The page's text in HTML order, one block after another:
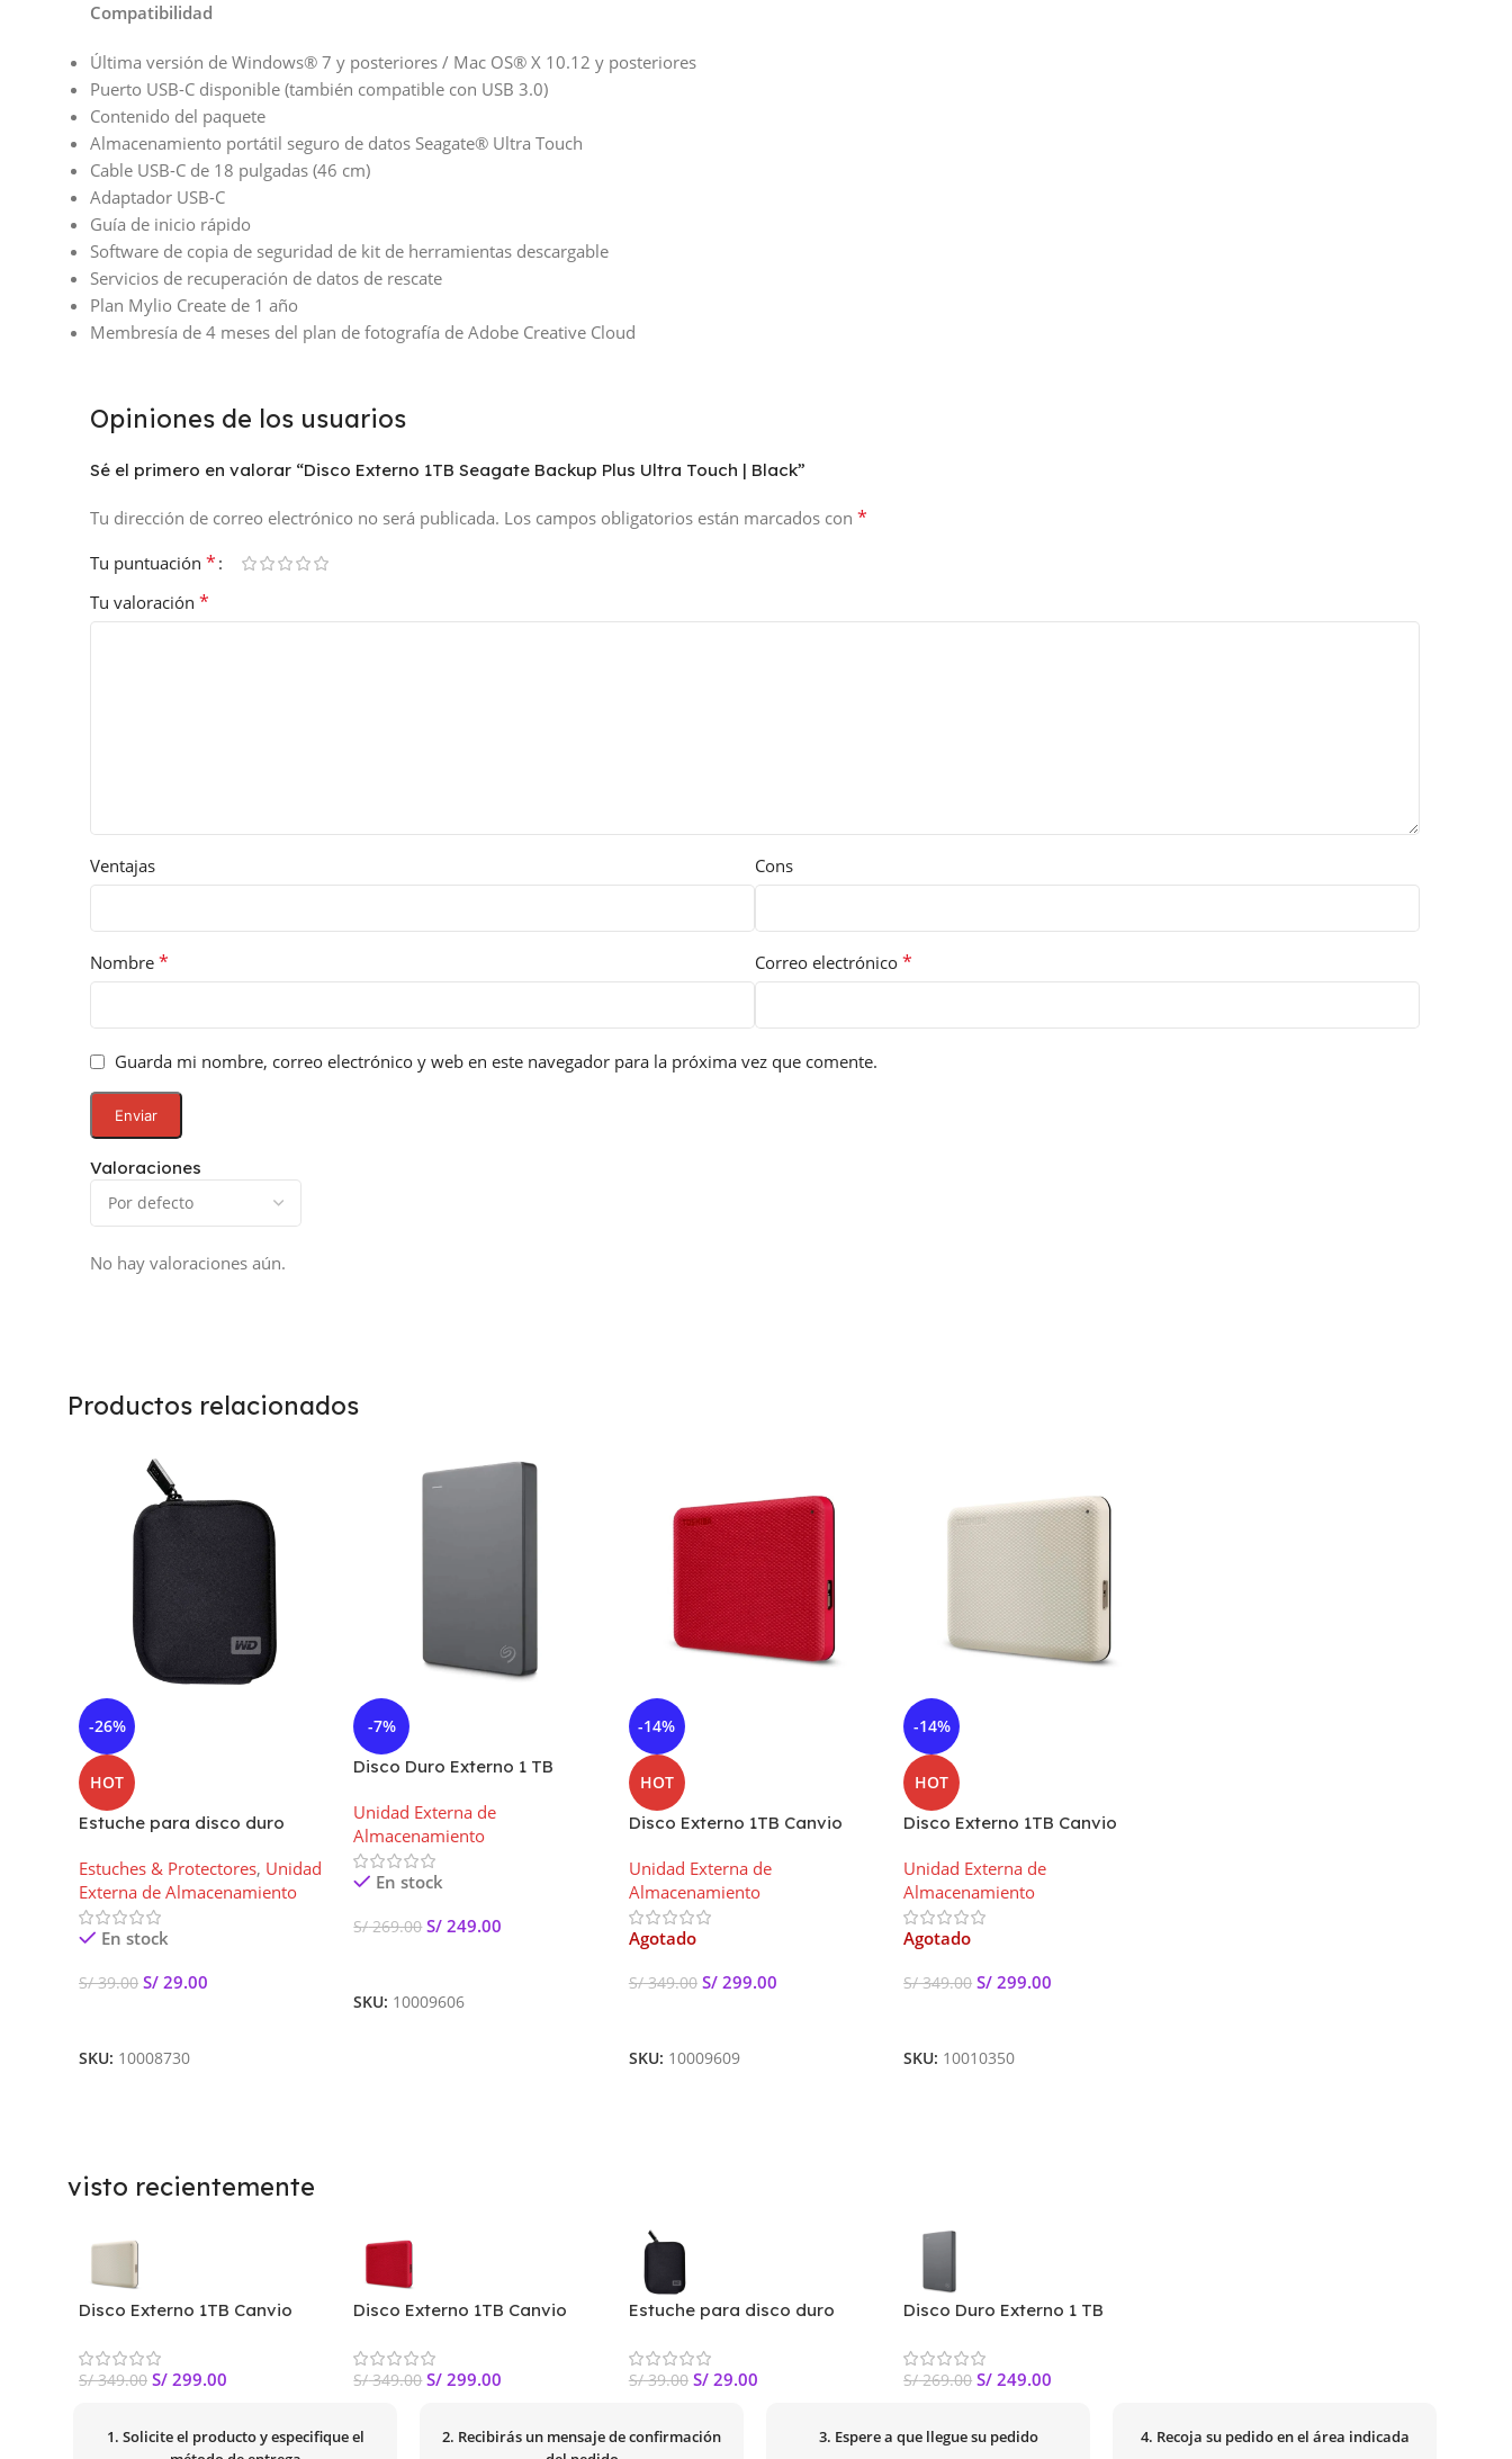
Compatibilidad
Última versión de Windows® 7 y posteriores / Mac OS® X 10.12 y posteriores
Puerto USB-C disponible (también compatible con USB 3.0)
Contenido del paquete
Almacenamiento portátil seguro de datos Seagate® Ultra Touch
Cable USB-C de 18 pulgadas (46 cm)
Adaptador USB-C
Guía de inicio rápido
Software de copia de seguridad de kit de herramientas descargable
Servicios de recuperación de datos de rescate
Plan Mylio Create de 1 año
Membresía de 4 meses del plan de fotografía de Adobe Creative Cloud
Opiniones de los usuarios
Valoraciones
No hay valoraciones aún.
Sé el primero en valorar “Disco Externo 1TB Seagate Backup Plus Ultra Touch | Black”
Tu dirección de correo electrónico no será publicada. Los campos obligatorios están marcados con *
Tu puntuación *
Tu valoración *
Ventajas Cons
Nombre * Correo electrónico *
Guarda mi nombre, correo electrónico y web en este navegador para la próxima vez que comente.
Productos relacionados
-26%
HOT
Estuche para disco duro
Estuches & Protectores, Unidad
Externa de Almacenamiento
En stock
S/39.00 S/ 29.00
SKU: 10008730
-7%
Disco Duro Externo 1 TB
Unidad Externa de
Almacenamiento
En stock
S/269.00 S/ 249.00
SKU: 10009606
-14%
HOT
Disco Externo 1TB Canvio
Unidad Externa de
Almacenamiento
Agotado
S/349.00 S/299.00
SKU: 10009609
-14%
HOT
Disco Externo 1TB Canvio
Blanco
Unidad Externa de
Almacenamiento
Agotado
S/349.00 S/ 299.00
SKU: 10010350
visto recientemente
Disco Externo 1TB Canvio
Blanco
S/349.00 S/ 299.00
Disco Externo 1TB Canvio
S/349.00 S/ 299.00
Estuche para disco duro
S/39.00 S/29.00
Disco Duro Externo 1 TB
S/269.00 S/ 249.00
1. Solicite el producto y especifique el
2. Recibirás un mensaje de confirmación
3. Espere a que llegue su pedido 4. Recoja su pedido en el área indicada